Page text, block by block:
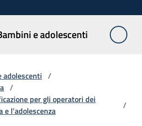
e adolescenti
e
adolescenti /
/
per gli operatori dei
l’adolescenza
/